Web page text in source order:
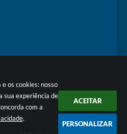
os cookies: nosso
sua experiência de
com a
.
ACEITAR
PERSONALIZAR